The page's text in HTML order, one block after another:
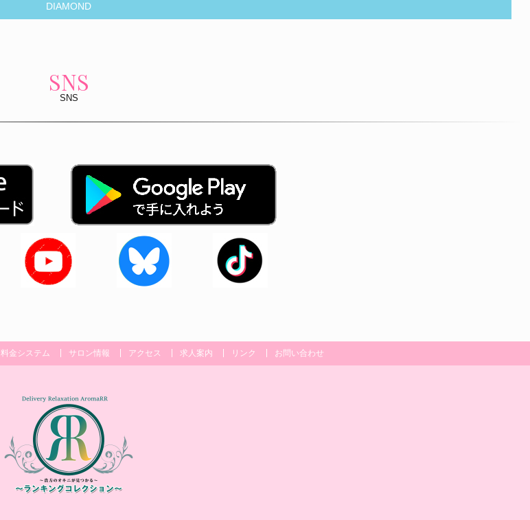
DIAMOND
SNS
SNS
料金システム サロン情報 アクセス 求人案内 リンク お問い合わせ